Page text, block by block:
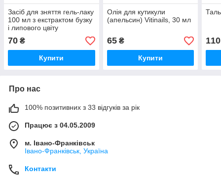
Засіб для зняття гель-лаку
100 мл з екстрактом бузку
і липового цвіту
70 ₴
Купити
Олія для кутикули
(апельсин) Vitinails, 30 мл
65₴
Купити
110
Про нас
100% позитивних з 33 відгуків за рік
Працює з 04.05.2009
м. Івано-Франківськ
Івано-Франківськ, Україна
Контакти